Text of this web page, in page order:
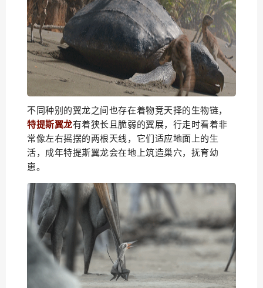
不同种别的翼龙之间也存在着物竞天择的生物链，
特提斯翼龙有着狭长且脆弱的翼展，行走时看着非
常像左右摇摆的两根天线，它们适应地面上的生
活，成年特提斯翼龙会在地上筑造巢穴，抚育幼
崽。